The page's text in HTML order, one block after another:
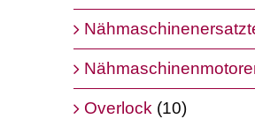
Overlock (10)